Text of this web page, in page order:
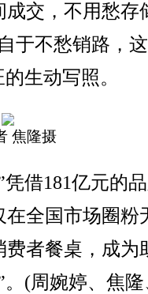
成交，不用愁存
于不愁销路，
生动写照。
焦隆摄
借181亿元的
全国市场圈粉
者餐桌，成为
(周婉婷、焦